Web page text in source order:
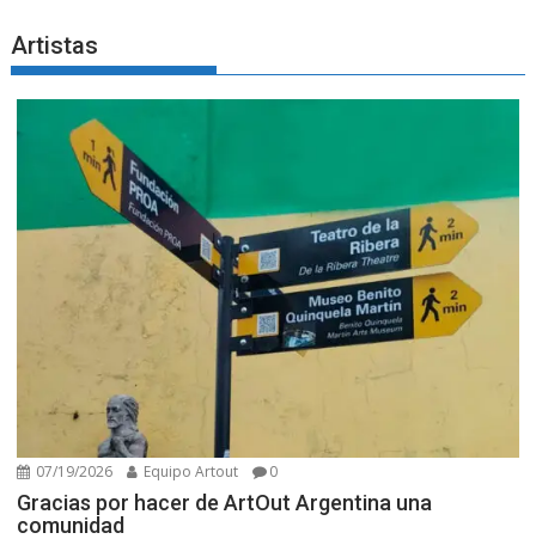
Artistas
07/19/2026 Equipo Artout 0
Gracias por hacer de ArtOut Argentina una
comunidad